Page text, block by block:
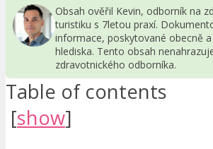
Obsah ověřil Kevin, odborník na
turistiku s 7letou praxí.
informace, poskytované obecně
hlediska. Tento obsah
zdravotnického odborníka.
Table of contents
[show]